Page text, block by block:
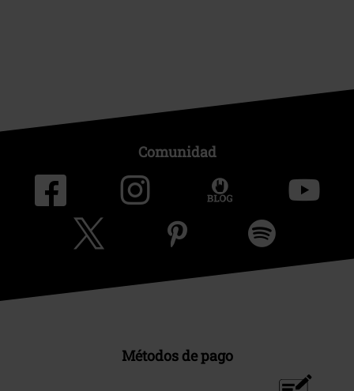
Comunidad
Métodos de pago